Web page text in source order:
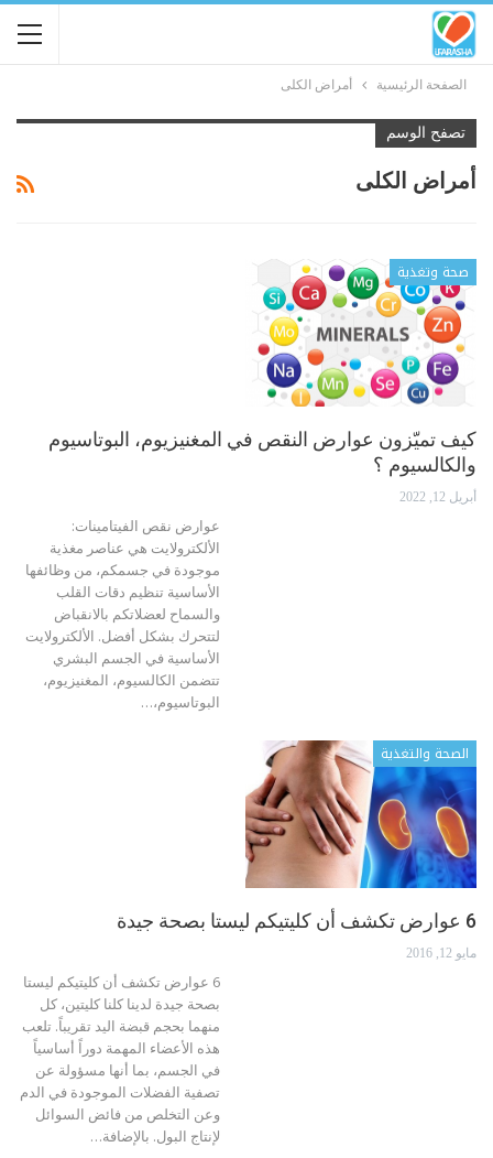
الصفحة الرئيسية أمراض الكلى
تصفح الوسم
أمراض الكلى
صحة وتغذية
كيف تميّزون عوارض النقص في المغنيزيوم، البوتاسيوم
والكالسيوم ؟
أبريل 12, 2022
عوارض نقص الفيتامينات:
الألكترولايت هي عناصر مغذية
موجودة في جسمكم، من وظائفها
الأساسية تنظيم دقات القلب
والسماح لعضلاتكم بالانقباض
لتتحرك بشكل أفضل. الألكترولايت
الأساسية في الجسم البشري
تتضمن الكالسيوم، المغنيزيوم،
البوتاسيوم،…
الصحة والتغذية
6 عوارض تكشف أن كليتيكم ليستا بصحة جيدة
مايو 12, 2016
6 عوارض تكشف أن كليتيكم ليستا
بصحة جيدة لدينا كلنا كليتين، كل
منهما بحجم قبضة اليد تقريباً. تلعب
هذه الأعضاء المهمة دوراً أساسياً
في الجسم، بما أنها مسؤولة عن
تصفية الفضلات الموجودة في الدم
وعن التخلص من فائض السوائل
لإنتاج البول. بالإضافة…